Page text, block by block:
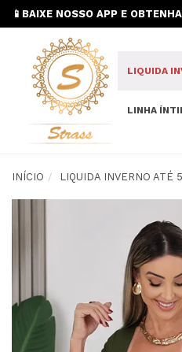
📱BAIXE NOSSO APP E
LIQUIDA
LINHA
INÍCIO LIQUIDA INVERNO ATÉ